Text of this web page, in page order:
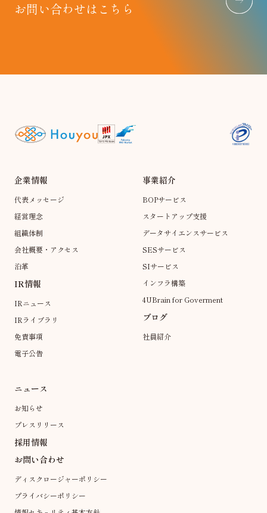
お問い合わせはこちら
企業情報
代表メッセージ
経営理念
組織体制
会社概要・アクセス
沿革
IR情報
IRニュース
IRライブラリ
免責事項
電子公告
事業紹介
BOPサービス
スタートアップ支援
データサイエンスサービス
SESサービス
SIサービス
インフラ構築
4UBrain for Goverment
ブログ
社員紹介
ニュース
お知らせ
プレスリリース
採用情報
お問い合わせ
ディスクロージャーポリシー
プライバシーポリシー